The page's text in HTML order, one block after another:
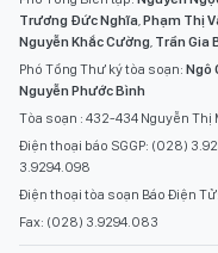
Trương Đức Nghĩa,Phạm Thị
Nguyễn Khắc Cường, Trần Gia
Phó Tổng Thư ký tòa soạn: Ngô
Nguyễn Phước Bình
Tòa soạn : 432-434 Nguyễn Thị
Điện thoại báo SGGP: (028)
3.9294.098
Điện thoại tòa soạn Báo Điện
Fax: (028) 3.9294.083